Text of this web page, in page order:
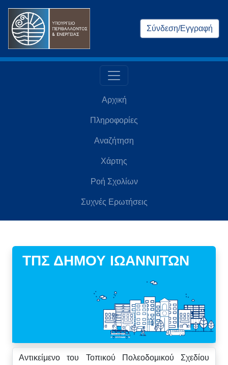
Σύνδεση/Εγγραφή
Αρχική
Πληροφορίες
Αναζήτηση
Χάρτης
Ροή Σχολίων
Συχνές Ερωτήσεις
ΤΠΣ ΔΗΜΟΥ ΙΩΑΝΝΙΤΩΝ
Αντικείμενο του Τοπικού
Πολεοδομικού Σχεδίου